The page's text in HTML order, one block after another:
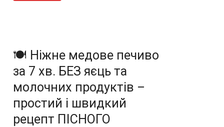
🍽️ Ніжне медове печиво
за 7 хв. БЕЗ яєць та
молочних продуктів –
простий і швидкий
рецепт ПІСНОГО